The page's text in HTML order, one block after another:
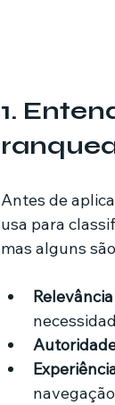
1.
Antes de
usa para
mas alguns